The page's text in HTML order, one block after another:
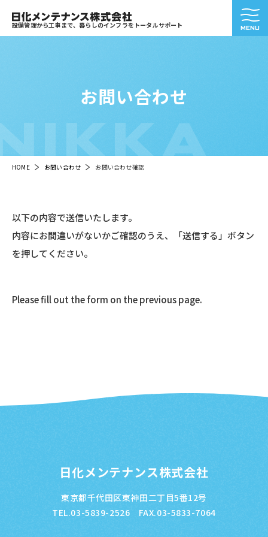
設備管理から工事まで、暮らしのインフラをトータルサポート
お問い合わせ
HOME お問い合わせ お問い合わせ確認
以下の内容で送信いたします。
内容にお間違いがないかご確認のうえ、「送信する」ボタン
を押してください。
Please fill out the form on the previous page.
日化メンテナンス株式会社
東京都千代田区東神田二丁目5番12号
TEL.03-5839-2526 FAX.03-5833-7064